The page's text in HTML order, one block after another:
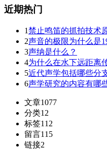
近期热门
1禁止鸣笛的抓拍技术
2声音的极限为什么是
3声纳是什么？
4为什么在水下远距离
5近代声学包括哪些分
6声学研究的内容有哪
文章1077
分类12
标签112
留言115
链接2